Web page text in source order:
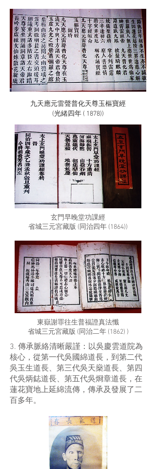
九天應元雷聲普化天尊玉樞寶經
(光緒四年 ( 1878))
玄門早晚堂功課經
省城三元宮藏版 (同治四年 (1864))
東嶽謝罪往生普福證真法懺
省城三元宮藏版 (同治二年 (1862) )
3. 傳承脈絡清晰嚴謹：以吳慶雲道院為
核心，從第一代吳國綿道長，到第二代
吳玉生道長、第三代吳天燊道長、第四
代吳炳鋕道長、第五代吳烱章道長，在
蓮花寶地上延綿流傳，傳承及發展了二
百多年。